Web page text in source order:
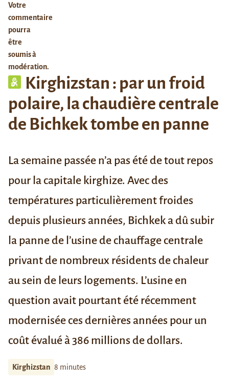
Kirghizstan : par un froid
polaire, la chaudière centrale
de Bichkek tombe en panne
La semaine passée n’a pas été de tout repos
pour la capitale kirghize. Avec des
températures particulièrement froides
depuis plusieurs années, Bichkek a dû subir
la panne de l’usine de chauffage centrale
privant de nombreux résidents de chaleur
au sein de leurs logements. L’usine en
question avait pourtant été récemment
modernisée ces dernières années pour un
coût évalué à 386 millions de dollars.
Kirghizstan 8 minutes
Votre
commentaire
pourra
être
soumis à
modération.